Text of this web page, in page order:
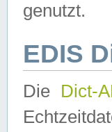
genutzt.
EDIS
Die Dict-